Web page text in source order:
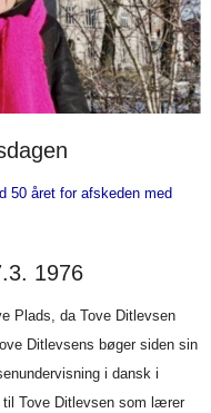
50 året for afskeden med
1976
Plads, da Tove Ditlevsen
Ditlevsens bøger siden sin
i dansk i
til Tove Ditlevsen som lærer